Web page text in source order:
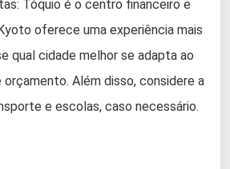
Tóquio é o centro financeiro e
oferece uma experiência mais
qual cidade melhor se adapta ao
Além disso, considere a
e escolas, caso necessário.